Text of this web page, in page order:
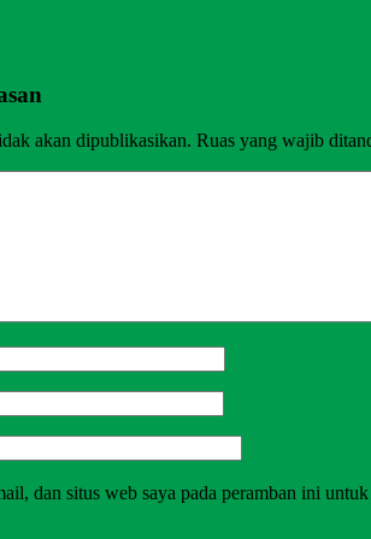
akan dipublikasikan. Ruas yang wajib
dan situs web saya pada peramban ini